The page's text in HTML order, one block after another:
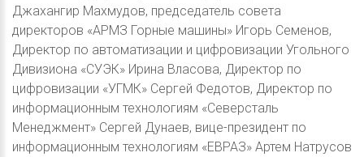
Джахангир Махмудов, председатель совета
директоров «АРМЗ Горные машины» Игорь Семенов,
Директор по автоматизации и цифровизации Угольного
Дивизиона «СУЭК» Ирина Власова, Директор по
цифровизации «УГМК» Сергей Федотов, Директор по
информационным технологиям «Северсталь
Менеджмент» Сергей Дунаев, вице-президент по
информационным технологиям «ЕВРАЗ» Артем Натрусов